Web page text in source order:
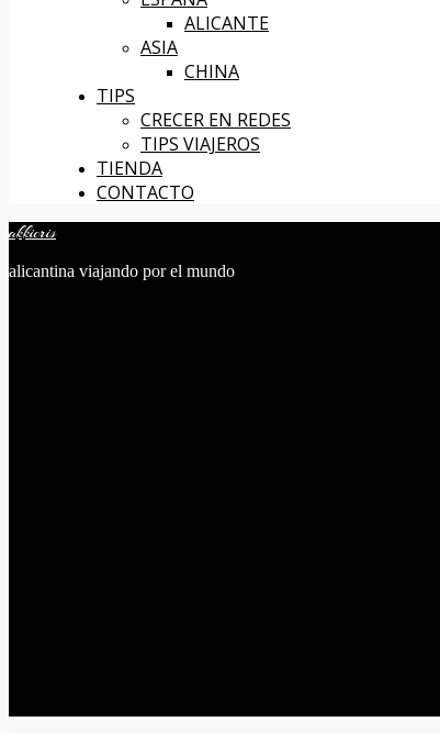
ALICANTE
ASIA
CHINA
TIPS
CRECER EN REDES
TIPS VIAJEROS
TIENDA
CONTACTO
akkicris
alicantina viajando por el mundo